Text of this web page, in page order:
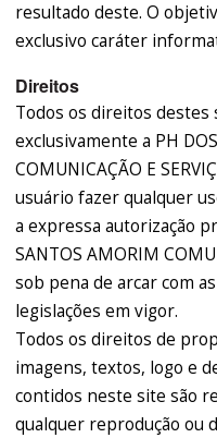
resultado deste. O
exclusivo caráter
Direitos
Todos os direitos
exclusivamente a PH
COMUNICAÇÃO E
usuário fazer qualquer
a expressa autorização
SANTOS AMORIM
sob pena de arcar com
legislações em vigor.
Todos os direitos de
imagens, textos, logo e
contidos neste site são
qualquer reprodução ou